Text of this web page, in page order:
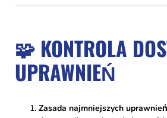
🧩 KONTROLA
UPRAWNIEŃ
Zasada najmniejszych